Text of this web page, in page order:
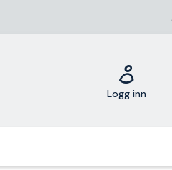
Logg inn